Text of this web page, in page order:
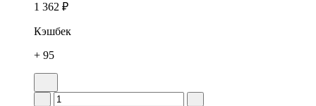
1 362 ₽
Кэшбек
+ 95